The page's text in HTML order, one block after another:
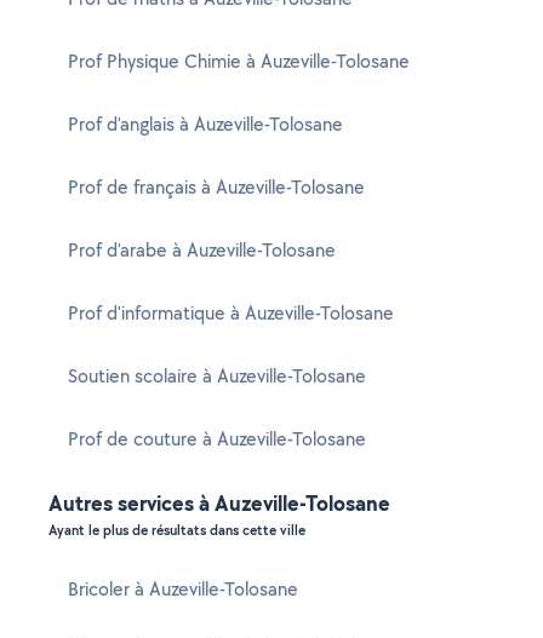
Prof Physique Chimie à Auzeville-Tolosane
Prof d'anglais à Auzeville-Tolosane
Prof de français à Auzeville-Tolosane
Prof d'arabe à Auzeville-Tolosane
Prof d'informatique à Auzeville-Tolosane
Soutien scolaire à Auzeville-Tolosane
Prof de couture à Auzeville-Tolosane
Autres services à Auzeville-Tolosane
Ayant le plus de résultats dans cette ville
Bricoler à Auzeville-Tolosane